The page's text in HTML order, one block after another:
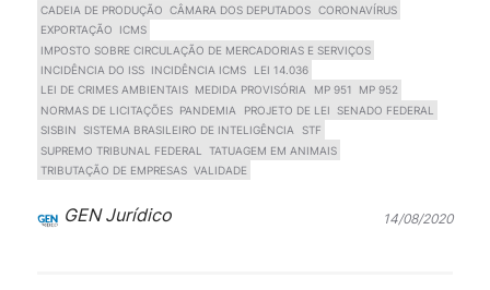
CADEIA DE PRODUÇÃO CÂMARA DOS DEPUTADOS CORONAVÍRUS
EXPORTAÇÃO
ICMS
IMPOSTO SOBRE CIRCULAÇÃO DE MERCADORIAS E SERVIÇOS
INCIDÊNCIA DO ISS
INCIDÊNCIA ICMS
LEI 14.036
LEI DE CRIMES AMBIENTAIS
MEDIDA PROVISÓRIA MP 951
MP 952
NORMAS DE LICITAÇÕES
PANDEMIA PROJETO DE LEI SENADO FEDERAL
SISBIN SISTEMA BRASILEIRO DE INTELIGÊNCIA
STF
SUPREMO TRIBUNAL FEDERAL
TATUAGEM EM ANIMAIS
TRIBUTAÇÃO DE EMPRESAS VALIDADE
GEN Jurídico 14/08/2020